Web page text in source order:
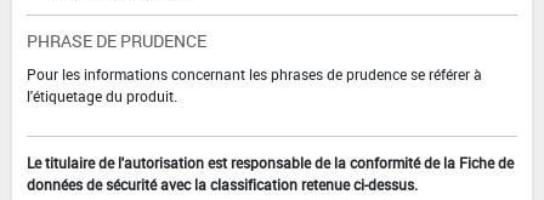
PHRASE DE PRUDENCE
Pour les informations concernant les phrases de prudence se référer à
l'étiquetage du produit.
Le titulaire de l'autorisation est responsable de la conformité de la Fiche de
données de sécurité avec la classification retenue ci-dessus.